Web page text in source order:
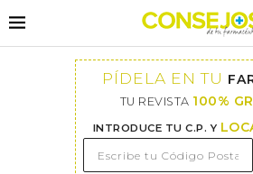
PÍDELA EN TU
TU REVISTA 100%
INTRODUCE TU C.P. Y